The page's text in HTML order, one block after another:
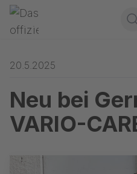
Navigation überspringen
Gerriets
20.5.2025
Neu bei
VARIO-